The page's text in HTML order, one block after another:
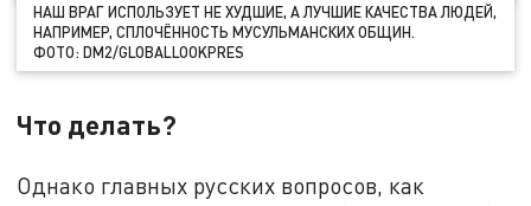
НАШ ВРАГ ИСПОЛЬЗУЕТ НЕ ХУДШИЕ, А ЛУЧШИЕ КАЧЕСТВА ЛЮДЕЙ,
НАПРИМЕР, СПЛОЧЁННОСТЬ МУСУЛЬМАНСКИХ ОБЩИН.
ФОТО: DM2/GLOBALLOOKPRES
Что делать?
Однако главных русских вопросов, как